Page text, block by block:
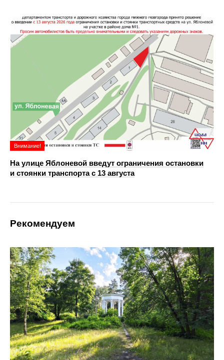
Внимание!
На улице Яблоневой введут ограничения остановки
и стоянки транспорта с 13 августа
Рекомендуем